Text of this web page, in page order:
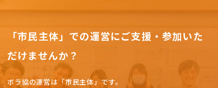
「市民主体」での運営にご支援・参加いた
だけませんか？
ボラ協の運営は「市民主体」です。